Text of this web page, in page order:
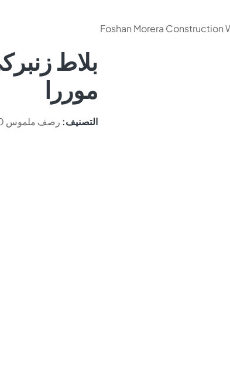
بلاط
موررا
التصنيف: رصف ملموس 400x400 مم